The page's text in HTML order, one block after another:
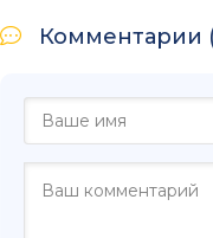
Комментарии